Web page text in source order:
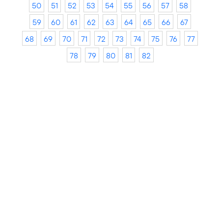
50
51 52 53 54 55 56 57
58
59
60 61 62 63 64 65 66
67
68
69 70 71 72 73 74 75 76
77
78
79 80 81 82